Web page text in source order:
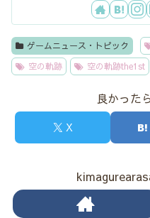
ゲームニュース・トピック
空の軌跡
空の軌跡the1st
良かった
X